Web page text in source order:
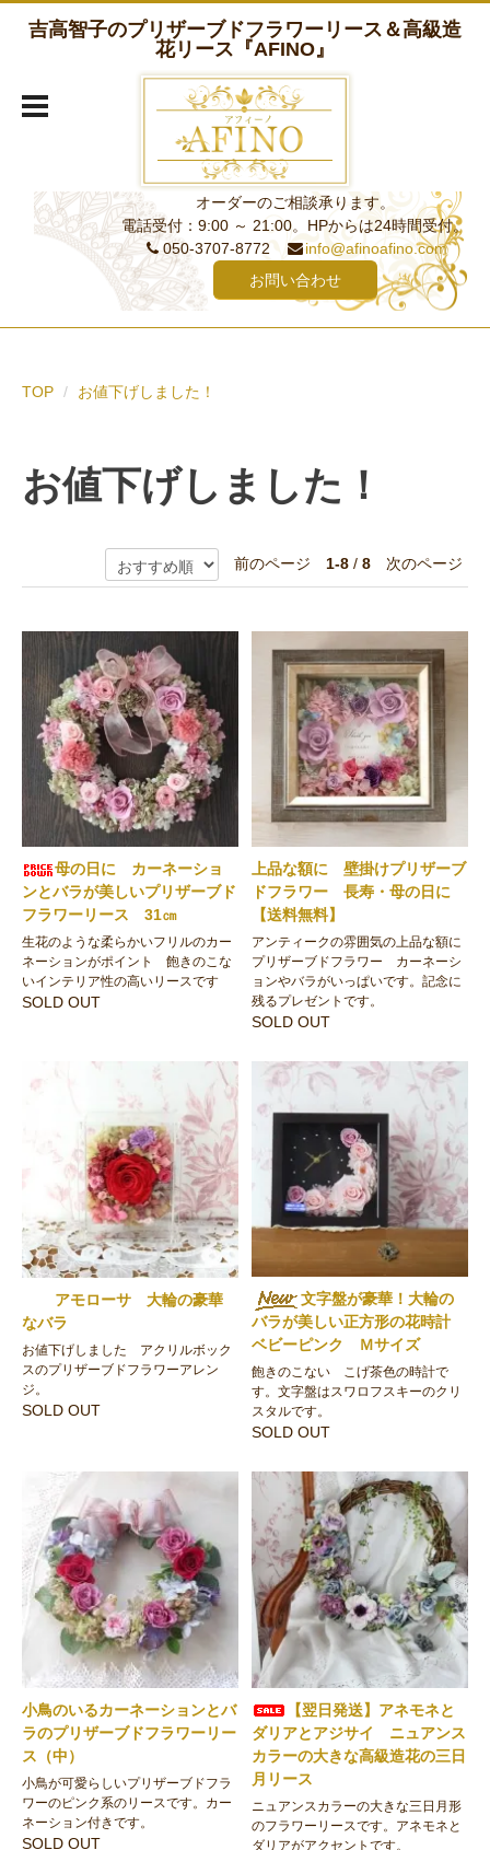
吉高智子のプリザーブドフラワーリース＆高級造
花リース『AFINO』
オーダーのご相談承ります。
電話受付：9:00 ～ 21:00。HPからは24時間受付。
050-3707-8772
info@afinoafino.com
お問い合わせ
TOP お値下げしました！
お値下げしました！
前のページ 1-8 / 8 次のページ
母の日に カーネーショ
ンとバラが美しいプリザーブド
フラワーリース 31㎝
生花のような柔らかいフリルのカー
ネーションがポイント 飽きのこな
いインテリア性の高いリースです
SOLD OUT
上品な額に 壁掛けプリザーブ
ドフラワー 長寿・母の日に
【送料無料】
アンティークの雰囲気の上品な額に
プリザーブドフラワー カーネーシ
ョンやバラがいっぱいです。記念に
残るプレゼントです。
SOLD OUT
アモローサ 大輪の豪華
なバラ
お値下げしました アクリルボック
スのプリザーブドフラワーアレン
ジ。
SOLD OUT
文字盤が豪華！大輪の
バラが美しい正方形の花時計
ベビーピンク Ｍサイズ
飽きのこない こげ茶色の時計で
す。文字盤はスワロフスキーのクリ
スタルです。
SOLD OUT
小鳥のいるカーネーションとバ
ラのプリザーブドフラワーリー
ス（中）
小鳥が可愛らしいプリザーブドフラ
ワーのピンク系のリースです。カー
ネーション付きです。
SOLD OUT
【翌日発送】アネモネと
ダリアとアジサイ ニュアンス
カラーの大きな高級造花の三日
月リース
ニュアンスカラーの大きな三日月形
のフラワーリースです。アネモネと
ダリアがアクセントです。